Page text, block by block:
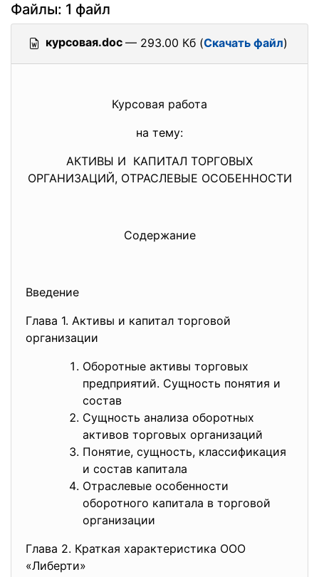
Файлы: 1 файл
курсовая.doc — 293.00 Кб (Скачать файл)
Курсовая работа
на тему:
АКТИВЫ И КАПИТАЛ ТОРГОВЫХ
ОРГАНИЗАЦИЙ, ОТРАСЛЕВЫЕ ОСОБЕННОСТИ
Содержание
Введение
Глава 1. Активы и капитал торговой
организации
Оборотные активы торговых
предприятий. Сущность понятия и
состав
Сущность анализа оборотных
активов торговых организаций
Понятие, сущность, классификация
и состав капитала
Отраслевые особенности
оборотного капитала в торговой
организации
Глава 2. Краткая характеристика ООО
«Либерти»